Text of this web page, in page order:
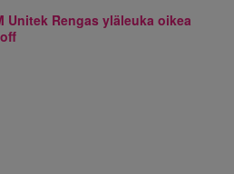
Unitek Rengas yläleuka oikea